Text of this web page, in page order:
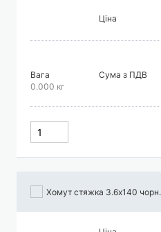
Ціна
Вага
0.000 кг
Сума з ПДВ
Хомут стяжка 3.6х140 чорн.